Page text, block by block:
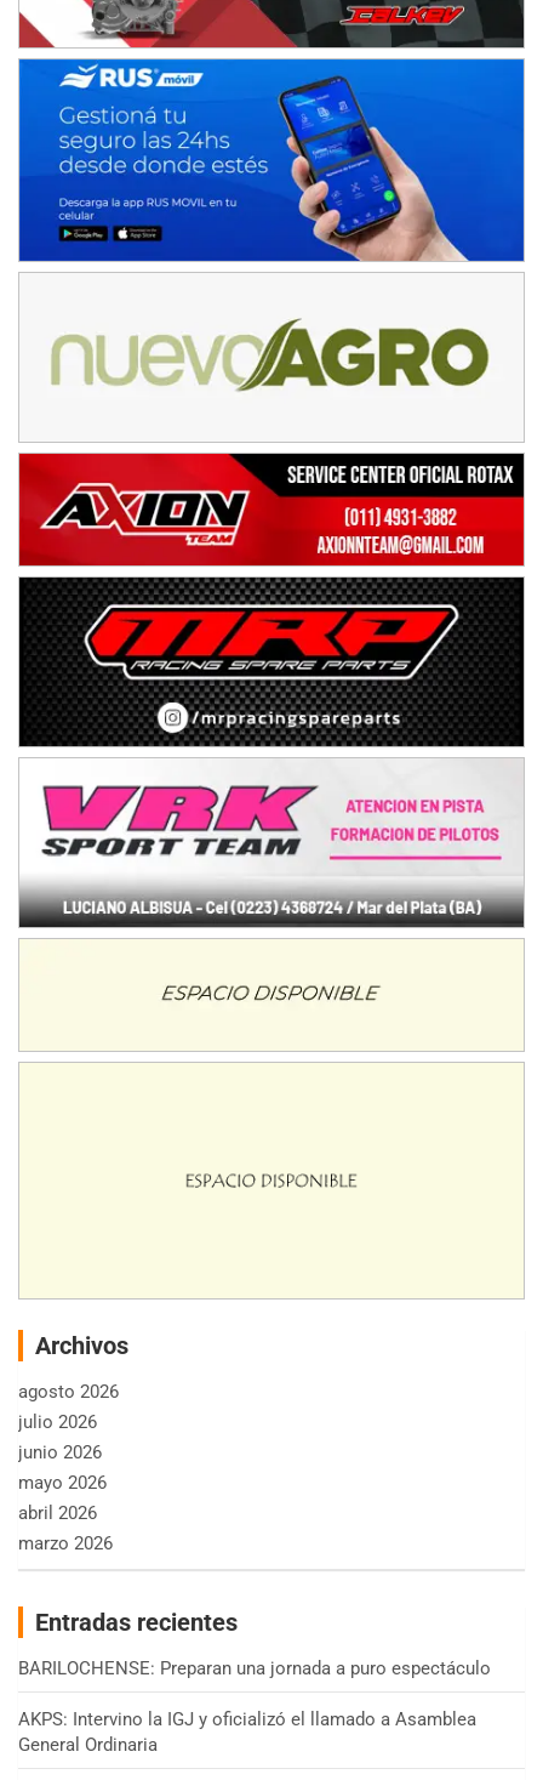
Archivos
agosto 2026
julio 2026
junio 2026
mayo 2026
abril 2026
marzo 2026
Entradas recientes
BARILOCHENSE: Preparan una jornada a puro espectáculo
AKPS: Intervino la IGJ y oficializó el llamado a Asamblea
General Ordinaria